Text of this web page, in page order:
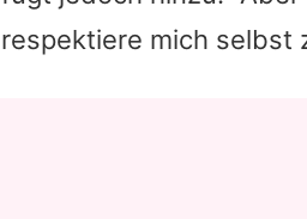
respektiere mich selbst